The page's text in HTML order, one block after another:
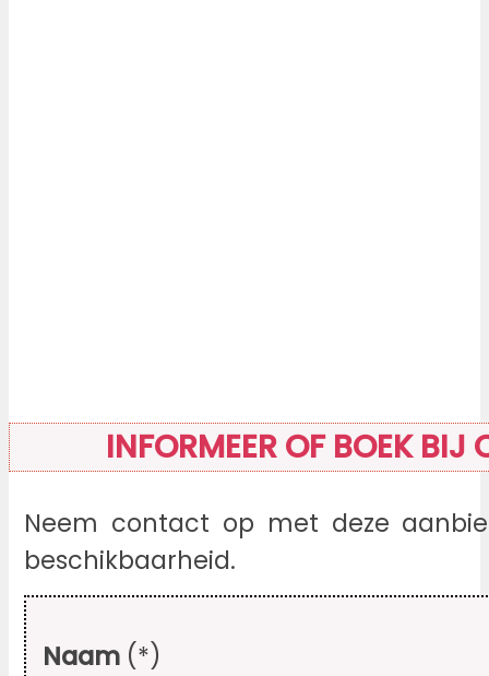
INFORMEER OF BOEK BIJ
Neem contact op met deze
beschikbaarheid.
Naam (*)